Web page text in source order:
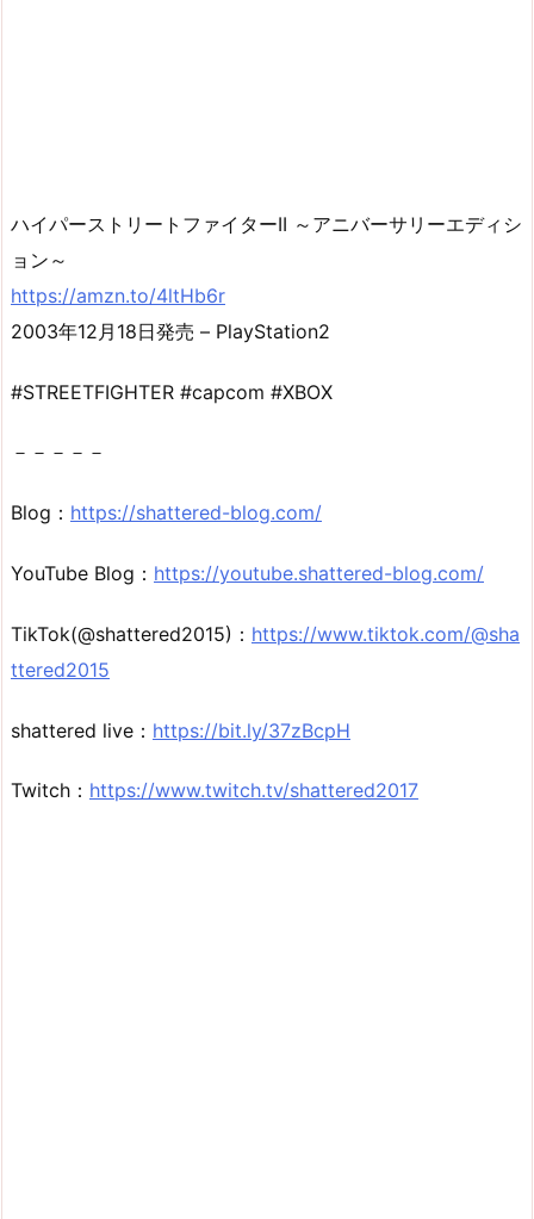
ハイパーストリートファイターII ～アニバーサリーエディシ
ョン～
https://amzn.to/4ltHb6r
2003年12月18日発売 – PlayStation2
#STREETFIGHTER #capcom #XBOX
－－－－－
Blog： https://shattered-blog.com/
YouTube Blog： https://youtube.shattered-blog.com/
TikTok(@shattered2015)： https://www.tiktok.com/@sha
ttered2015
shattered live： https://bit.ly/37zBcpH
Twitch： https://www.twitch.tv/shattered2017